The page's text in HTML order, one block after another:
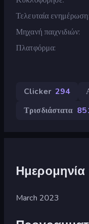
Τελευταία ενημέρωση
Μηχανή παιχνιδιών
Πλατφόρμα
Clicker 294
Τρισδιάστατα
March 2023